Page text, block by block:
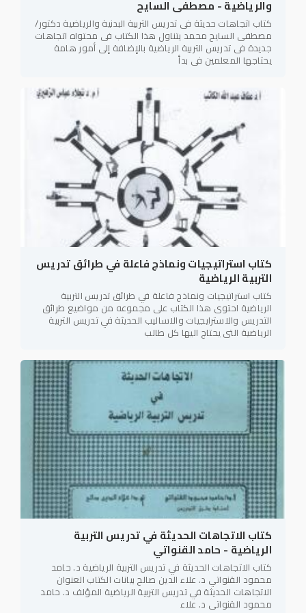
والرياضية - مصطفى السايح
كتاب اتجاهات حديثة فى تدريس التربية البدنية والرياضية دكتور/
مصطفى السايح محمد يتناول هذا الكتاب فى محتواه اتجاهات
جديدة فى تدريس التربية الرياضية بالإضافة إلى أمور هامة
يحتاجها المعلمين فى بدأ
كتاب استراتيجيات ونماذج فاعلة في طرائق تدريس
التربية الرياضية
كتاب استراتيجيات ونماذج فاعلة في طرائق تدريس التربية
الرياضية احتوى هذا الكتاب على مجموعه من مواضيع طرائق
التدريس والاسترايجيات والاساليب الحديثة في تدريس التربية
الرياضية التي يحتاج اليها كل طالب
كتاب الاتجاهات الحديثة في تدريس التربية
الرياضية - حامد القنواتي
كتاب الاتجاهات الحديثة في تدريس التربية الرياضية د. حامد
محمود القنواتي د. علاء الدين صالح بيانات الكتاب العنوان
الاتجاهات الحديثة في تدريس التربية الرياضية المؤلف د. حامد
محمود القنواتي د. علاء